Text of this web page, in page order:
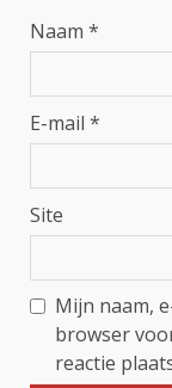
Naam *
E-mail *
Site
Mijn naam,
browser
reactie